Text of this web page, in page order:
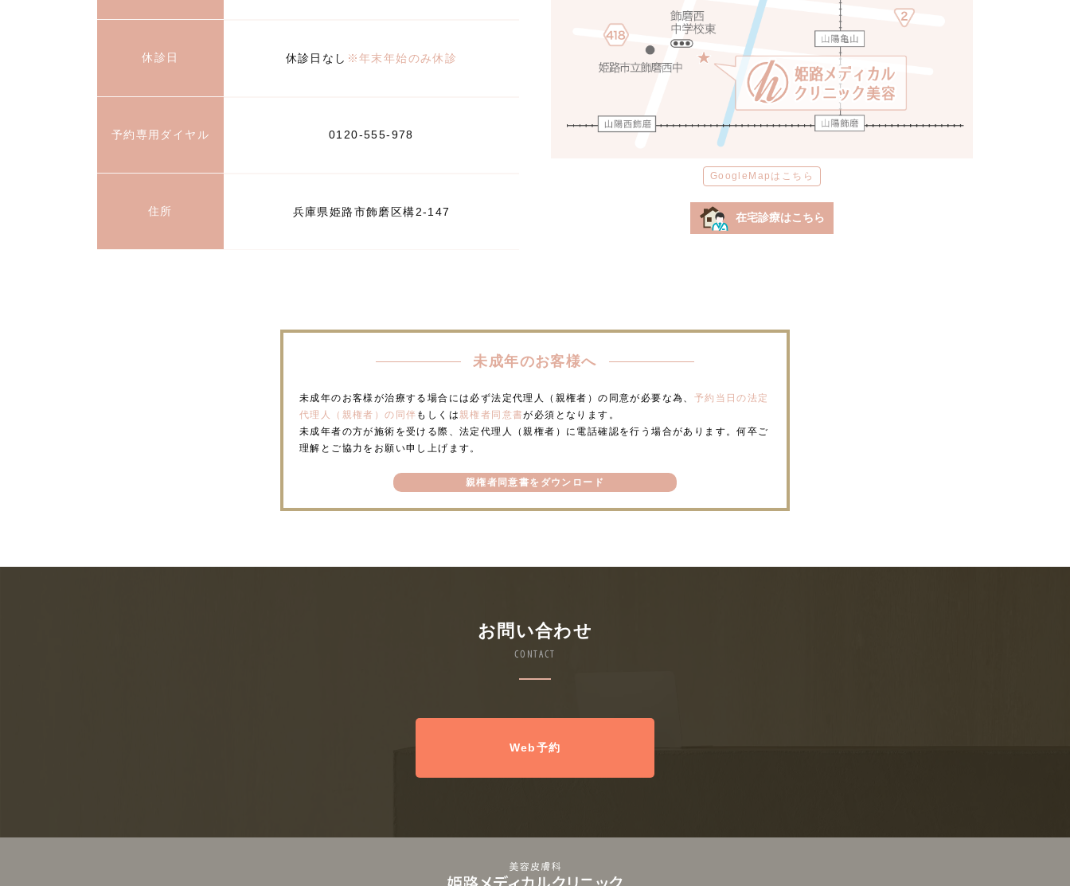
休診日 休診日なし ※年末年始のみ休診
予約専用ダイヤル 0120-555-978
住所 兵庫県姫路市飾磨区構2-147
GoogleMapはこちら
在宅診療はこちら
未成年のお客様へ
未成年のお客様が治療する場合には必ず法定代理人（親権者）の同意が必要な為、 予約当日の法定
代理人（親権者）の同伴 もしくは親権者同意書が必須となります。
未成年者の方が施術を受ける際、法定代理人（親権者）に電話確認を行う場合があります。何卒ご
理解とご協力をお願い申し上げます。
親権者同意書をダウンロード
お問い合わせ
CONTACT
Web予約